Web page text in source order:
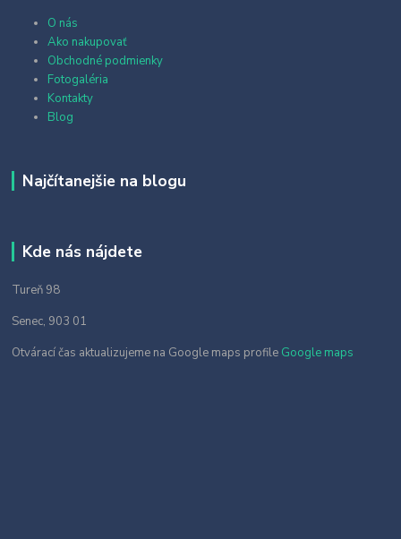
O nás
Ako nakupovať
Obchodné podmienky
Fotogaléria
Kontakty
Blog
Najčítanejšie na blogu
Kde nás nájdete
Tureň 98
Senec, 903 01
Otvárací čas aktualizujeme na Google maps profile Google maps